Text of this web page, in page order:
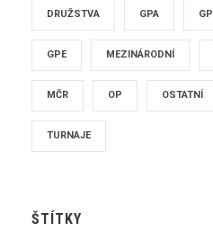
DRUŽSTVA GPA
GPE MEZINÁRODNÍ
MČR OP OSTATNÍ
TURNAJE
ŠTÍTKY